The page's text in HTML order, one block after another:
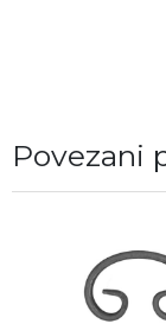
Povezani